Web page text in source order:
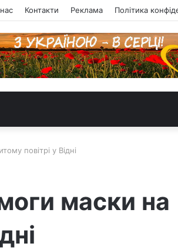
Контакти Реклама Політика
повітрі у Відні
маски на